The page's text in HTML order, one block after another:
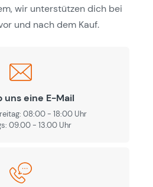
wir unterstützen dich bei
und nach dem Kauf.
uns eine E-Mail
08:00 - 18:00 Uhr
09.00 - 13.00 Uhr